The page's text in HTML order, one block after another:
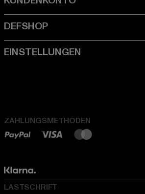
ZAHLUNGSMETHODEN
LASTSCHRIFT